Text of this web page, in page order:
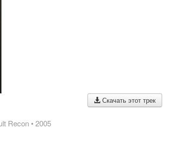
Скачать этот трек
Recon • 2005